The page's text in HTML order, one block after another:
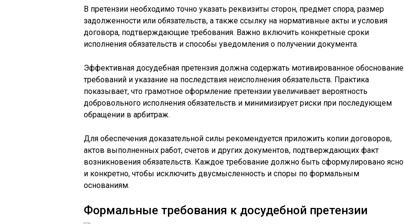
В претензии необходимо точно указать реквизиты сторон, предмет спора, размер
задолженности или обязательств, а также ссылку на нормативные акты и условия
договора, подтверждающие требования. Важно включить конкретные сроки
исполнения обязательств и способы уведомления о получении документа.
Эффективная досудебная претензия должна содержать мотивированное обоснование
требований и указание на последствия неисполнения обязательств. Практика
показывает, что грамотное оформление претензии увеличивает вероятность
добровольного исполнения обязательств и минимизирует риски при последующем
обращении в арбитраж.
Для обеспечения доказательной силы рекомендуется приложить копии договоров,
актов выполненных работ, счетов и других документов, подтверждающих факт
возникновения обязательств. Каждое требование должно быть сформулировано ясно
и конкретно, чтобы исключить двусмысленность и споры по формальным
основаниям.
Формальные требования к досудебной претензии